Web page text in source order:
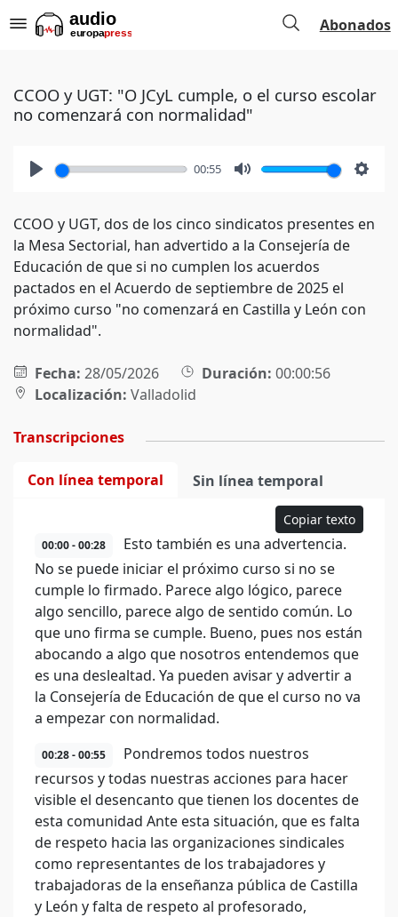
Abonados
CCOO y UGT: "O JCyL cumple, o el curso escolar
no comenzará con normalidad"
00:55
CCOO y UGT, dos de los cinco sindicatos presentes en
la Mesa Sectorial, han advertido a la Consejería de
Educación de que si no cumplen los acuerdos
pactados en el Acuerdo de septiembre de 2025 el
próximo curso "no comenzará en Castilla y León con
normalidad".
Fecha: 28/05/2026 Duración: 00:00:56
Localización: Valladolid
Transcripciones
Con línea temporal Sin línea temporal
Copiar texto
00:00 - 00:28
Esto también es una advertencia.
No se puede iniciar el próximo curso si no se
cumple lo firmado. Parece algo lógico, parece
algo sencillo, parece algo de sentido común. Lo
que uno firma se cumple. Bueno, pues nos están
abocando a algo que nosotros entendemos que
es una deslealtad. Ya pueden avisar y advertir a
la Consejería de Educación de que el curso no va
a empezar con normalidad.
00:28 - 00:55
Pondremos todos nuestros
recursos y todas nuestras acciones para hacer
visible el desencanto que tienen los docentes de
esta comunidad Ante esta situación, que es falta
de respeto hacia las organizaciones sindicales
como representantes de los trabajadores y
trabajadoras de la enseñanza pública de Castilla
y León y falta de respeto al profesorado,